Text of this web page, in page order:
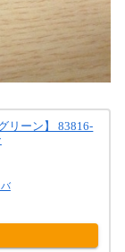
リーン】 83816-